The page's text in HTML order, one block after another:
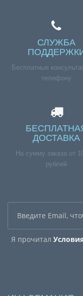
СЛУЖБА
Бесплатные
телефону
ДОСТАВКА
На сумму заказа от
рублей
Я прочитал